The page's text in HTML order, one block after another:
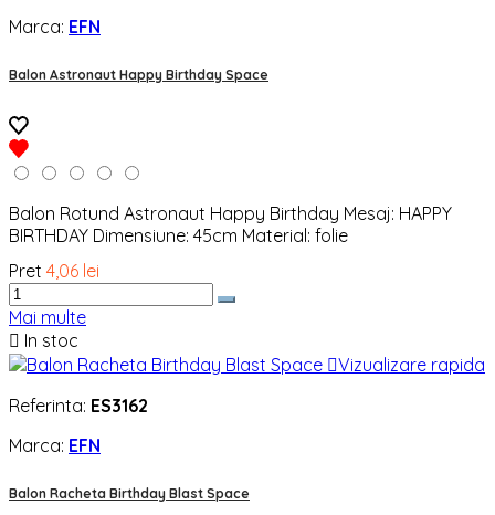
Marca: EFN
Balon Astronaut Happy Birthday Space
Balon Rotund Astronaut Happy Birthday Mesaj: HAPPY
BIRTHDAY Dimensiune: 45cm Material: folie
Pret 4,06 lei
Mai multe
 In stoc
Vizualizare rapida
Referinta: ES3162
Marca: EFN
Balon Racheta Birthday Blast Space